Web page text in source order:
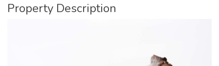
Property Description